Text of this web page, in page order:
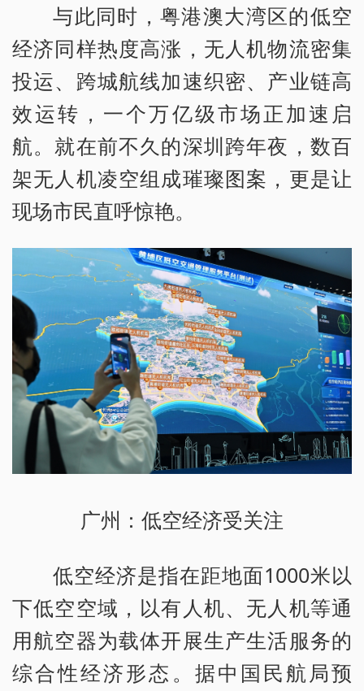
与此同时，粤港澳大湾区的低空
经济同样热度高涨，无人机物流密集
投运、跨城航线加速织密、产业链高
效运转，一个万亿级市场正加速启
航。就在前不久的深圳跨年夜，数百
架无人机凌空组成璀璨图案，更是让
现场市民直呼惊艳。
广州：低空经济受关注
低空经济是指在距地面1000米以
下低空空域，以有人机、无人机等通
用航空器为载体开展生产生活服务的
综合性经济形态。据中国民航局预